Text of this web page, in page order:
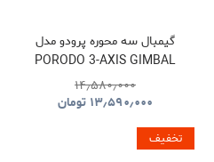
گیمبال سه محوره پرودو مدل
PORODO 3-AXIS GIMBAL
STABILIZER PDLFST127BK
۱۴٫۵۸۰٫۰۰۰
۱۳٫۵۹۰٫۰۰۰ تومان
تخفیف